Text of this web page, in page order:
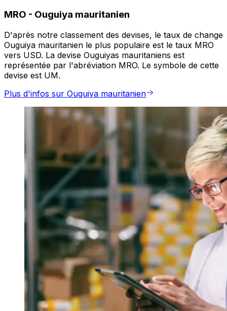
MRO - Ouguiya mauritanien
D'après notre classement des devises, le taux de change
Ouguiya mauritanien le plus populaire est le taux MRO
vers USD. La devise Ouguiyas mauritaniens est
représentée par l'abréviation MRO. Le symbole de cette
devise est UM.
Plus d'infos sur Ouguiya mauritanien